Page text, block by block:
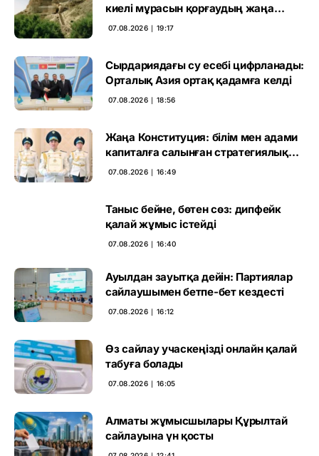
киелі мұрасын қорғаудың жаңа
кезеңі басталды
07.08.2026 ∣ 19:17
Сырдариядағы су есебі цифрланады:
Орталық Азия ортақ қадамға келді
07.08.2026 ∣ 18:56
Жаңа Конституция: білім мен адами
капиталға салынған стратегиялық
негіз
07.08.2026 ∣ 16:49
Таныс бейне, бөтен сөз: дипфейк
қалай жұмыс істейді
07.08.2026 ∣ 16:40
Ауылдан зауытқа дейін: Партиялар
сайлаушымен бетпе-бет кездесті
07.08.2026 ∣ 16:12
Өз сайлау учаскеңізді онлайн қалай
табуға болады
07.08.2026 ∣ 16:05
Алматы жұмысшылары Құрылтай
сайлауына үн қосты